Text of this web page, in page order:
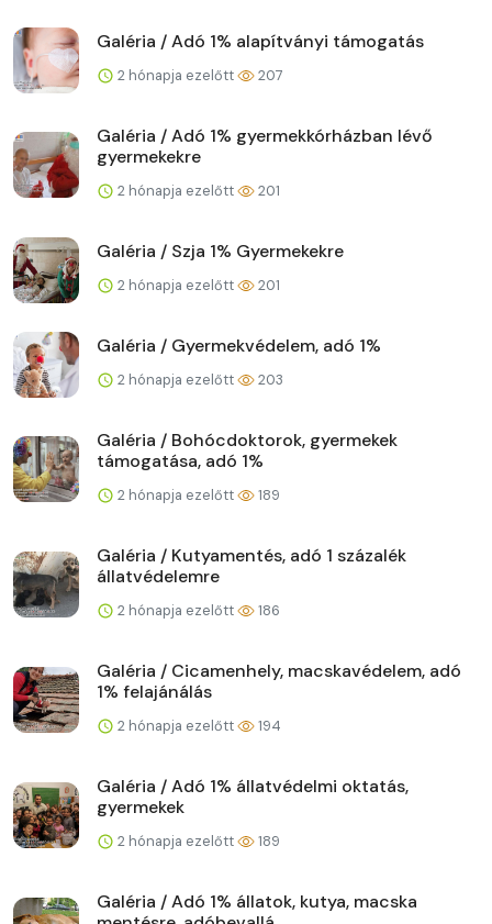
Galéria / Adó 1% alapítványi támogatás
2 hónapja ezelőtt 207
Galéria / Adó 1% gyermekkórházban lévő
gyermekekre
2 hónapja ezelőtt 201
Galéria / Szja 1% Gyermekekre
2 hónapja ezelőtt 201
Galéria / Gyermekvédelem, adó 1%
2 hónapja ezelőtt 203
Galéria / Bohócdoktorok, gyermekek
támogatása, adó 1%
2 hónapja ezelőtt 189
Galéria / Kutyamentés, adó 1 százalék
állatvédelemre
2 hónapja ezelőtt 186
Galéria / Cicamenhely, macskavédelem, adó
1% felajánálás
2 hónapja ezelőtt 194
Galéria / Adó 1% állatvédelmi oktatás,
gyermekek
2 hónapja ezelőtt 189
Galéria / Adó 1% állatok, kutya, macska